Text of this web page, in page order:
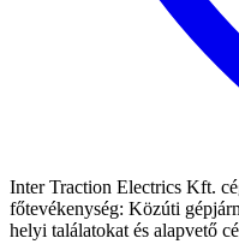
Inter Traction Electrics Kft.
főtevékenység: Közúti
helyi találatokat és alapvető